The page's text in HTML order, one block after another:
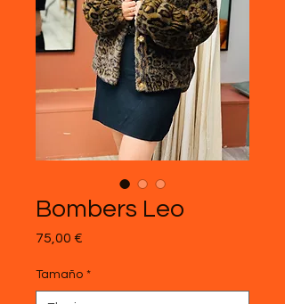
Bombers Leo
75,00 €
Tamaño *